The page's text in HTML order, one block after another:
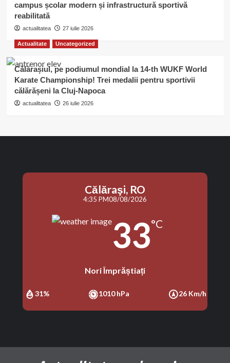
campus școlar modern și infrastructură sportivă
reabilitată
actualitatea 27 iulie 2026
Actualitate Uncategorized
Călărașiul, pe podiumul mondial la 14-th WUKF World
Karate Championship! Trei medalii pentru sportivii
călărășeni la Cluj-Napoca
actualitatea 26 iulie 2026
Călăraşi, RO
4:35 PM08/08/2026
33°C
Nori Împrăștiați
31% 1010 hPa 26 Km/h